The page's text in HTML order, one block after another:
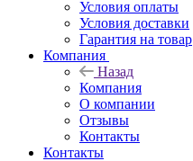
Условия оплаты
Условия доставки
Гарантия на товар
Компания
Назад
Компания
О компании
Отзывы
Контакты
Контакты